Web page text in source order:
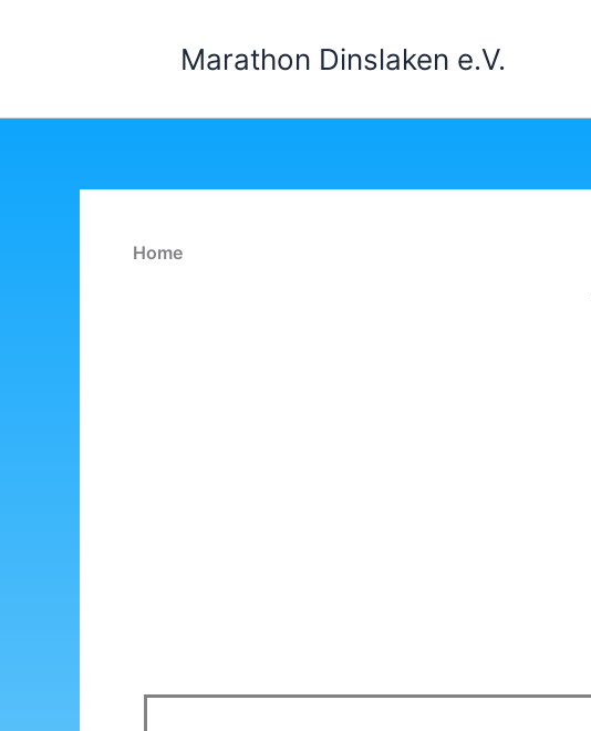
Marathon Dinslaken e.V.
Home